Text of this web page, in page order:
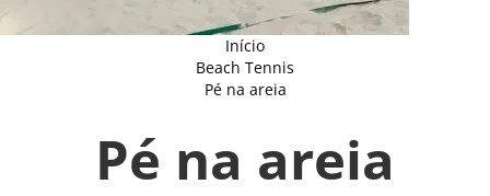
Início
Beach Tennis
Pé na areia
Pé na areia